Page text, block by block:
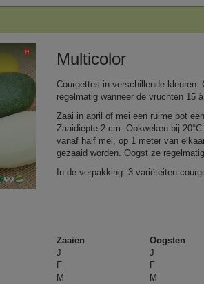
Multicolor
Courgettes in verschillende
regelmatig wanneer de vruchten 15
Zaai in april of mei een ruime pot
Zaaidiepte 2 cm. Opkweken bij
vanaf half mei, op 1 meter van
gezaaid worden. Oogst ze
In de verpakking: 3 variëteiten
Zaaien
Oogsten
J
J
F
F
M
M